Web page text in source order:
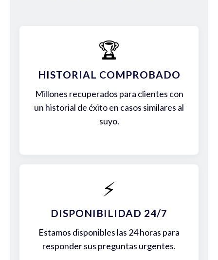
🏆
HISTORIAL COMPROBADO
Millones recuperados para clientes con
un historial de éxito en casos similares al
suyo.
⚡
DISPONIBILIDAD 24/7
Estamos disponibles las 24 horas para
responder sus preguntas urgentes.